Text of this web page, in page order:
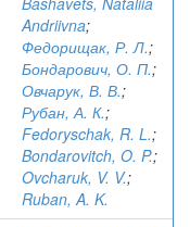
Andriivna;
Федорищак, Р. Л.;
Бондарович, О. П.;
Овчарук, В. В.;
Рубан, А. К.;
Fedoryschak, R. L.;
Bondarovitch, O. P.;
Ovcharuk, V. V.;
Ruban, A. K.